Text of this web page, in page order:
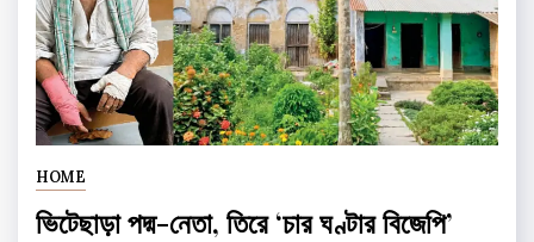
HOME
ভিটেছাড়া পদ্ম-নেতা, তিরে ‘চার ঘণ্টার বিজেপি’